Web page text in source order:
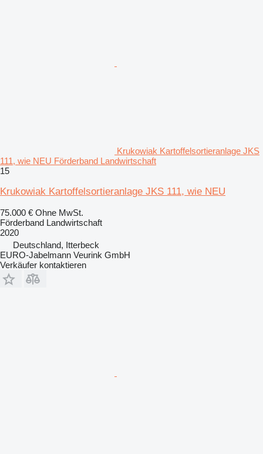
Krukowiak Kartoffelsortieranlage JKS
111, wie NEU Förderband Landwirtschaft
15
Krukowiak Kartoffelsortieranlage JKS 111, wie NEU
75.000 € Ohne MwSt.
Förderband Landwirtschaft
2020
Deutschland, Itterbeck
EURO-Jabelmann Veurink GmbH
Verkäufer kontaktieren